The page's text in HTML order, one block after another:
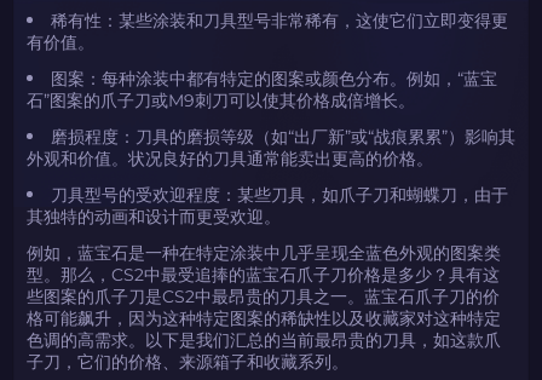
稀有性：某些涂装和刀具型号非常稀有，这使它们立即变得更
有价值。
图案：每种涂装中都有特定的图案或颜色分布。例如，“蓝宝
石”图案的爪子刀或M9刺刀可以使其价格成倍增长。
磨损程度：刀具的磨损等级（如“出厂新”或“战痕累累”）影响其
外观和价值。状况良好的刀具通常能卖出更高的价格。
刀具型号的受欢迎程度：某些刀具，如爪子刀和蝴蝶刀，由于
其独特的动画和设计而更受欢迎。
例如，蓝宝石是一种在特定涂装中几乎呈现全蓝色外观的图案类
型。那么，CS2中最受追捧的蓝宝石爪子刀价格是多少？具有这
些图案的爪子刀是CS2中最昂贵的刀具之一。蓝宝石爪子刀的价
格可能飙升，因为这种特定图案的稀缺性以及收藏家对这种特定
色调的高需求。以下是我们汇总的当前最昂贵的刀具，如这款爪
子刀，它们的价格、来源箱子和收藏系列。